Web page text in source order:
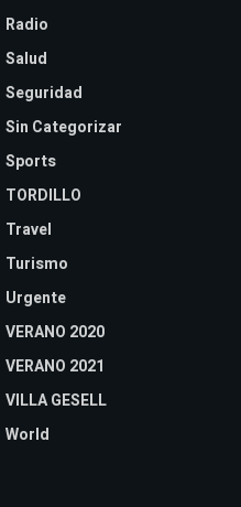
Radio
Salud
Seguridad
Sin Categorizar
Sports
TORDILLO
Travel
Turismo
Urgente
VERANO 2020
VERANO 2021
VILLA GESELL
World